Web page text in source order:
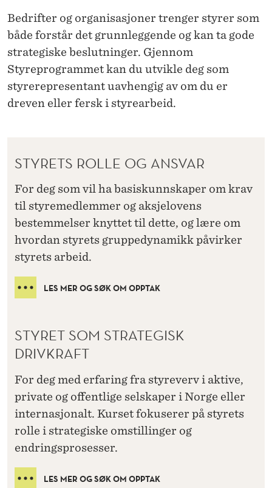
E
T
Bedrifter og organisasjoner trenger styrer som
både forstår det grunnleggende og kan ta gode
strategiske beslutninger. Gjennom
Styreprogrammet kan du utvikle deg som
styrerepresentant uavhengig av om du er
dreven eller fersk i styrearbeid.
STYRETS ROLLE OG ANSVAR
For deg som vil ha basiskunnskaper om krav
til styremedlemmer og aksjelovens
bestemmelser knyttet til dette, og lære om
hvordan styrets gruppedynamikk påvirker
styrets arbeid.
LES MER OG SØK OM OPPTAK
STYRET SOM STRATEGISK
DRIVKRAFT
For deg med erfaring fra styreverv i aktive,
private og offentlige selskaper i Norge eller
internasjonalt. Kurset fokuserer på styrets
rolle i strategiske omstillinger og
endringsprosesser.
LES MER OG SØK OM OPPTAK